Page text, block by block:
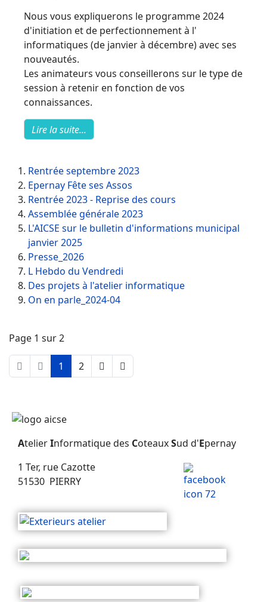
Nous vous expliquerons le programme 2024
d'initiation et de perfectionnement à l'
informatiques (de janvier à décembre) avec ses
nouveautés.
Les animateurs vous conseillerons sur le type de
session à retenir en fonction de vos
connaissances.
Lire la suite...
Rentrée septembre 2023
Epernay Fête ses Assos
Rentrée 2023 - Reprise des cours
Assemblée générale 2023
L'AICSE sur le bulletin d'informations municipal
janvier 2025
Presse_2026
L Hebdo du Vendredi
Des projets à l'atelier informatique
On en parle_2024-04
Page 1 sur 2
1 2
AtelierInformatique des CoteauxSud d'Epernay
1 Ter, rue Cazotte
51530 PIERRY